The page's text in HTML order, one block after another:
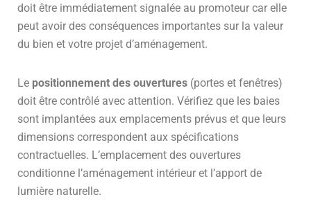
doit être immédiatement signalée au promoteur car elle
peut avoir des conséquences importantes sur la valeur
du bien et votre projet d’aménagement.
Le positionnement des ouvertures (portes et fenêtres)
doit être contrôlé avec attention. Vérifiez que les baies
sont implantées aux emplacements prévus et que leurs
dimensions correspondent aux spécifications
contractuelles. L’emplacement des ouvertures
conditionne l’aménagement intérieur et l’apport de
lumière naturelle.